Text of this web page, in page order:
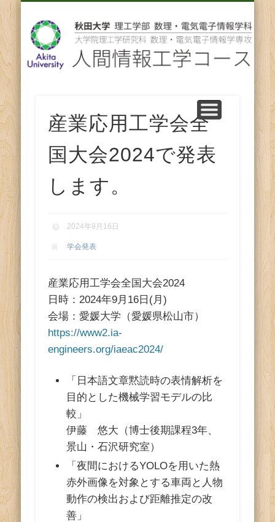
人
間
報
工
学
コ
産業応用工学会全
国大会2024で発表
します。
2024年9月16日
学会発表
産業応用工学会全国大会2024
日時：2024年9月16日(月)
会場：愛媛大学（愛媛県松山市）
https://www2.ia-
engineers.org/iaeac2024/
「日本語文章黙読時の表情解析を
目的とした機械学習モデルの比
較」
伊藤 悠大（博士後期課程3年、
景山・石沢研究室）
「夜間におけるYOLOを用いた熱
赤外画像を対象とする車両と人物
動作の検出および距離推定の改
善」